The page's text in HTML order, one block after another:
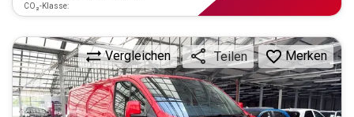
CO₂-Klasse:
Vergleichen Teilen Merken